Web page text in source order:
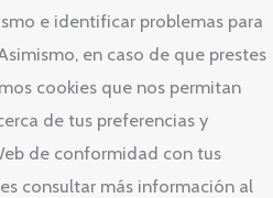
e identificar problemas para
en caso de que prestes
cookies que nos permitan
de tus preferencias y
de conformidad con tus
consultar más información al